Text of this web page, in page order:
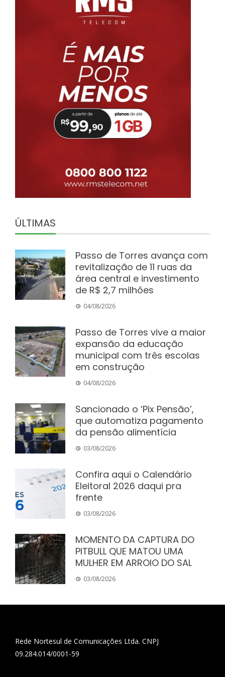
ÚLTIMAS
Passo de Torres avança com
revitalização de 11 ruas da
área central e investimento
de R$ 2,7 milhões
04/08/2026
Passo de Torres vive a maior
expansão da educação
municipal com três escolas
em construção
04/08/2026
Sancionado o ‘Pix Pensão’,
que automatiza pagamento
da pensão alimentícia
03/08/2026
Confira aqui o Calendário
Eleitoral 2026 daqui pra
frente
03/08/2026
MOMENTO DA CAPTURA DO
PITBULL QUE MATOU UMA
MULHER EM ARROIO DO SAL
03/08/2026
Rede Nortesul de Comunicações Ltda. CNPJ
09.284.014/0001-59